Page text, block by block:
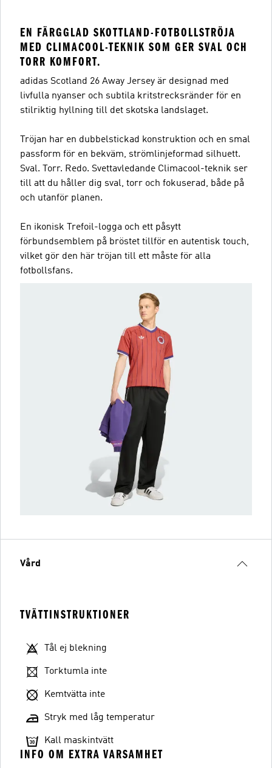
EN FÄRGGLAD SKOTTLAND-FOTBOLLSTRÖJA
MED CLIMACOOL-TEKNIK SOM GER SVAL OCH
TORR KOMFORT.
adidas Scotland 26 Away Jersey är designad med
livfulla nyanser och subtila kritstrecksränder för en
stilriktig hyllning till det skotska landslaget.
Tröjan har en dubbelstickad konstruktion och en smal
passform för en bekväm, strömlinjeformad silhuett.
Sval. Torr. Redo. Svettavledande Climacool-teknik ser
till att du håller dig sval, torr och fokuserad, både på
och utanför planen.
En ikonisk Trefoil-logga och ett påsytt
förbundsemblem på bröstet tillför en autentisk touch,
vilket gör den här tröjan till ett måste för alla
fotbollsfans.
Vård
TVÄTTINSTRUKTIONER
Tål ej blekning
Torktumla inte
Kemtvätta inte
Stryk med låg temperatur
Kall maskintvätt
INFO OM EXTRA VARSAMHET